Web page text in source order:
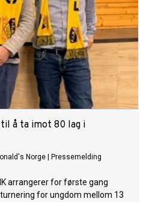
til å ta imot 80 lag i
Norge Pressemelding
arrangerer for første gang
for ungdom mellom 13